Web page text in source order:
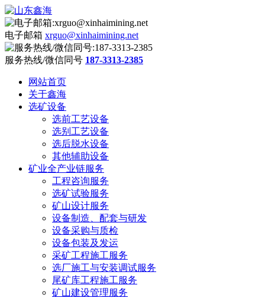
电子邮箱 xrguo@xinhaimining.net
服务热线/微信同号 187-3313-2385
网站首页
关于鑫海
选矿设备
选前工艺设备
选别工艺设备
选后脱水设备
其他辅助设备
矿业全产业链服务
工程咨询服务
选矿试验服务
矿山设计服务
设备制造、配套与研发
设备采购与质检
设备包装及发运
采矿工程施工服务
选厂施工与安装调试服务
尾矿库工程施工服务
矿山建设管理服务